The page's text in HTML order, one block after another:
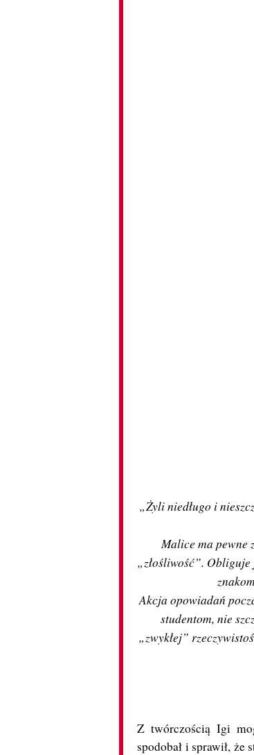
„Żyli niedługo i
Malice ma pewne
„złośliwość”.
Akcja opowiadań
studentom, nie
„zwykłej”
Z twórczością Igi
spodobał i sprawił,